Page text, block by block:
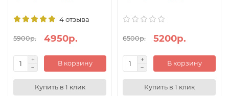
4 отзыва
5900р. 4950р.
В корзину
Купить в 1 клик
6500р. 5200р.
В корзину
Купить в 1 клик